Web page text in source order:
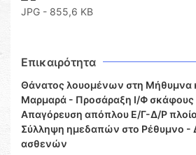
JPG - 855,6 KB
Επικαιρότητα
Θάνατος λουομένων στη Μήθυμνα
Μαρμαρά - Προσάραξη Ι/Φ σκάφους
Απαγόρευση απόπλου Ε/Γ-Δ/Ρ
Σύλληψη ημεδαπών στο Ρέθυμνο -
ασθενών